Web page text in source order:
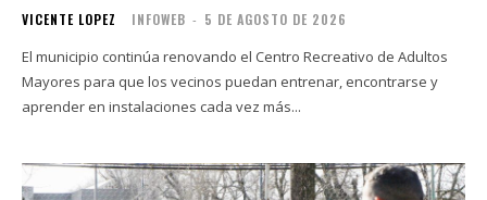
VICENTE LOPEZ INFOWEB - 5 DE AGOSTO DE 2026
El municipio continúa renovando el Centro Recreativo de Adultos
Mayores para que los vecinos puedan entrenar, encontrarse y
aprender en instalaciones cada vez más...